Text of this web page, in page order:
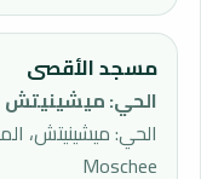
مسجد الأقصى
الحي:ميشينيتش
Moschee